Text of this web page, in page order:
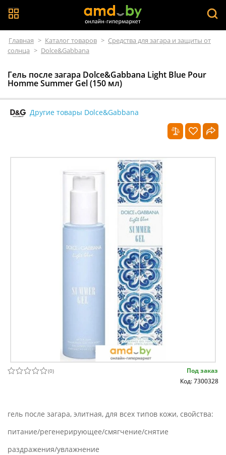
Главная > Каталог товаров > Средства для загара и защиты от
солнца > Dolce&Gabbana
Гель после загара Dolce&Gabbana Light Blue Pour
Homme Summer Gel (150 мл)
Другие товары Dolce&Gabbana
(0)
Под заказ
Код: 7300328
гель после загара, элитная, для всех типов кожи, свойства:
питание/регенерирующее/смягчение/снятие
раздражения/увлажнение